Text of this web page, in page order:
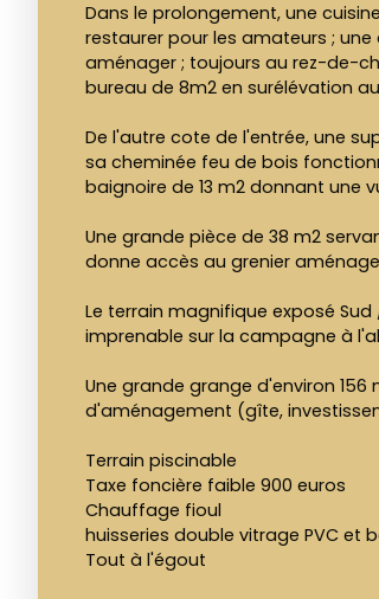
Dans le prolongement, une
restaurer pour les amateurs ;
aménager ; toujours au rez-de-
bureau de 8m2 en surélévation
De l'autre cote de l'entrée, une
sa cheminée feu de bois
baignoire de 13 m2 donnant une
Une grande pièce de 38 m2
donne accès au grenier
Le terrain magnifique exposé
imprenable sur la campagne à
Une grande grange d'environ 156
d'aménagement (gîte,
Terrain piscinable
Taxe foncière faible 900 euros
Chauffage fioul
huisseries double vitrage PVC et
Tout à l'égout